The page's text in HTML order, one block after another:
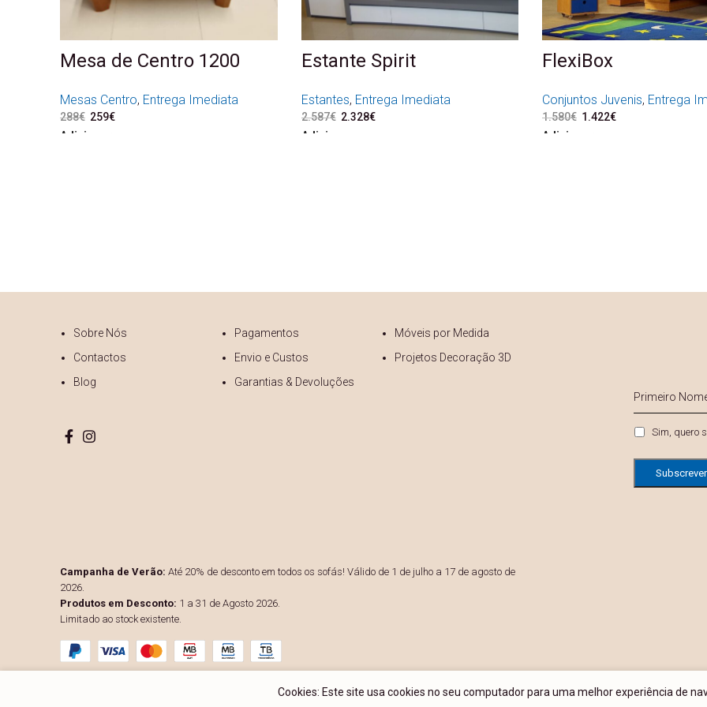
Mesa de Centro 1200
Mesas Centro, Entrega Imediata
288€ O preço original era: 288€.
259€
Adicionar
Estante Spirit
Estantes, Entrega Imediata
2.587€ O preço original era: 2.587€.
2.328€O preço atual é: 2.328€.
Adicionar
FlexiBox
Conjuntos Juvenis, Entrega
1.580€ O preço original era:
1.422€
Adicionar
Sobre Nós
Contactos
Blog
Pagamentos
Envio e Custos
Garantias & Devoluções
Móveis por Medida
Projetos Decoração 3D
Nome
*
Privacidade
Sim, quero
Campanha de Verão: Até 20% de desconto em todos os sofás! Válido de 1 de julho a 17 de agosto de
2026.
Produtos em Desconto: 1 a 31 de Agosto 2026.
Limitado ao stock existente.
Cookies: Este site usa cookies no seu computador para uma melhor experiência de